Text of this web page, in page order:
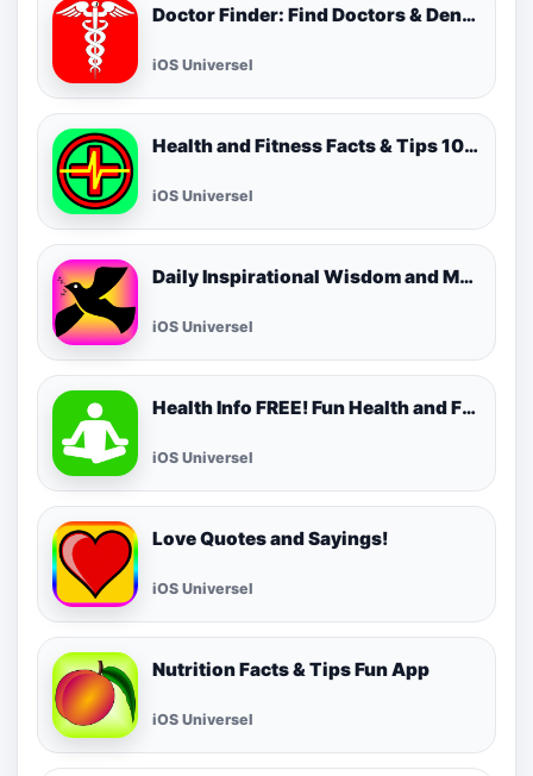
Doctor Finder: Find Doctors & Dentists Nearby
iOS Universel
Health and Fitness Facts & Tips 1000 FREE! Best Cool Healthy Tip of the Day!
iOS Universel
Daily Inspirational Wisdom and Motivational Quotes
iOS Universel
Health Info FREE! Fun Health and Fitness Facts & Tips for Daily Living!
iOS Universel
Love Quotes and Sayings!
iOS Universel
Nutrition Facts & Tips Fun App
iOS Universel